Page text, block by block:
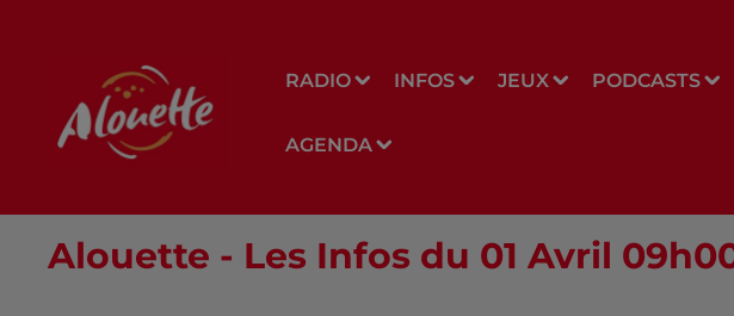
RADIO INFOS JEUX PODCASTS
AGENDA
Alouette - Les Infos du 01 Avril